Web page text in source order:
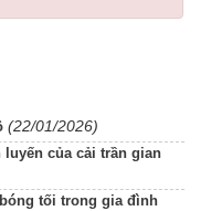
(22/01/2026)
luyến của cải trần gian
tối trong gia đình